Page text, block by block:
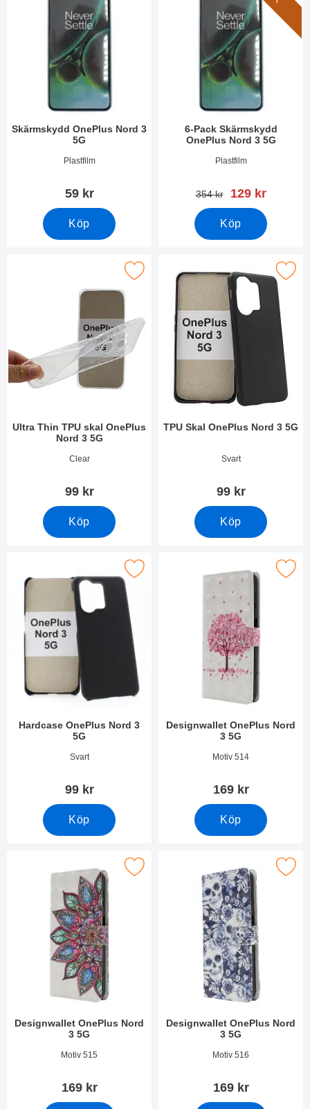
Skärmskydd OnePlus Nord 3
5G
Art. nr 49025Plastfilm
59 kr
Köp
6-Pack Skärmskydd
OnePlus Nord 3 5G
Art. nr 49026Plastfilm
tidigare pris
354 kr rea pris
129 kr
Köp
Ultra Thin TPU skal OnePlus
Nord 3 5G
Art. nr 49038Clear
99 kr
Köp
ultra Thin TPU skal OnePlus Nord 3 5G som favorit
TPU Skal OnePlus Nord 3 5G
Art. nr 49039Svart
99 kr
Köp
Makera tPU Skal OnePlus
Hardcase OnePlus Nord 3
5G
Art. nr 49042Svart
99 kr
Köp
Makera hardcase OnePlus Nord 3 5G som favorit
Designwallet OnePlus Nord
3 5G
Art. nr 49112Motiv 514
169 kr
Köp
Makera designwallet OnePlus
Designwallet OnePlus Nord
3 5G
Art. nr 49111Motiv 515
169 kr
Makera designwallet OnePlus Nord 3 5G som favorit
Designwallet OnePlus Nord
3 5G
Art. nr 49110Motiv 516
169 kr
Makera designwallet OnePlus